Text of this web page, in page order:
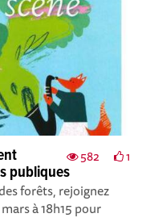
582 1
publiques
forêts, rejoignez
à 18h15 pour